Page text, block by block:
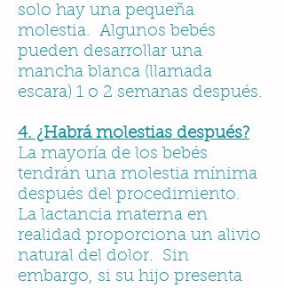
solo hay una pequeña
molestia. Algunos bebés
pueden desarrollar una
mancha blanca (llamada
escara) 1 o 2 semanas después.
4. ¿Habrá molestias después?
La mayoría de los bebés
tendrán una molestia mínima
después del procedimiento.
La lactancia materna en
realidad proporciona un alivio
natural del dolor. Sin
embargo, si su hijo presenta